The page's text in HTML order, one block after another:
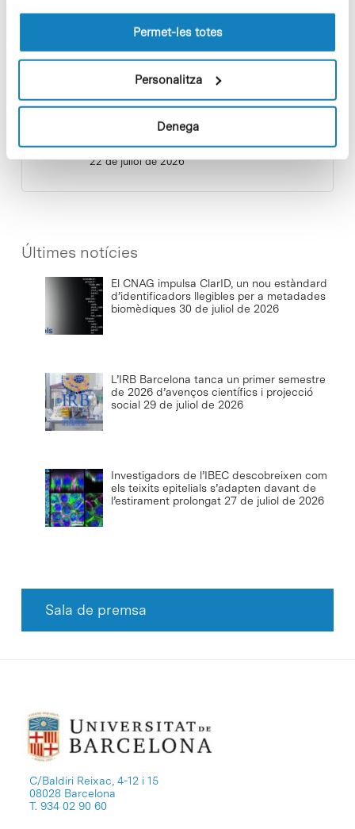
les cookies pot consultar laPolítica de cookiesdel
Permet-les totes
Personalitza
Denega
Vacances responsables en temps
d’emergència climàtica
15 de juliol de 2026
Baixar el ritme per reconnectar i
créixer
22 de juliol de 2026
Últimes notícies
El CNAG impulsa ClarID, un nou estàndard
d’identificadors llegibles per a metadades
biomèdiques 30 de juliol de 2026
L’IRB Barcelona tanca un primer semestre
de 2026 d’avenços científics i projecció
social 29 de juliol de 2026
Investigadors de l’IBEC descobreixen com
els teixits epitelials s’adapten davant de
l’estirament prolongat 27 de juliol de 2026
Sala de premsa
C/Baldiri Reixac, 4-12 i 15
08028 Barcelona
T. 934 02 90 60